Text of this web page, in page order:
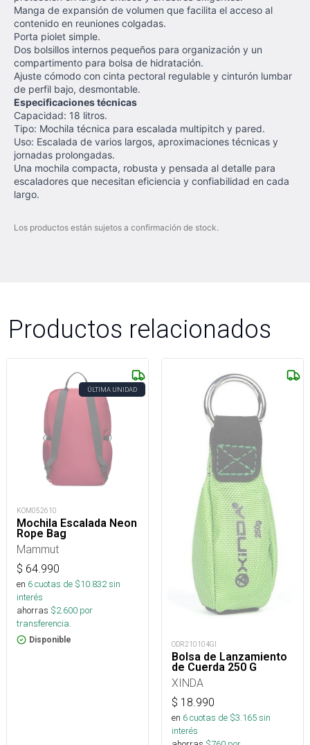
Manga de expansión de volumen que facilita el acceso al
contenido en reuniones colgadas.
Porta piolet simple.
Dos bolsillos internos pequeños para organización y un
compartimento para bolsa de hidratación.
Ajuste cómodo con cinta pectoral regulable y cinturón lumbar
de perfil bajo, desmontable.
Especificaciones técnicas
Capacidad: 18 litros.
Tipo: Mochila técnica para escalada multipitch y pared.
Uso: Escalada de varios largos, aproximaciones técnicas y
jornadas prolongadas.
Una mochila compacta, robusta y pensada al detalle para
escaladores que necesitan eficiencia y confiabilidad en cada
largo.
Los productos están sujetos a confirmación de stock.
Productos relacionados
ÚLTIMA UNIDAD
KOM052610
Mochila Escalada Neon
Rope Bag
Mammut
$ 64.990
en 6cuotas de $10.832sin
interés
ahorras $2.600 por
transferencia.
Disponible ODR210104GI
Bolsa de Lanzamiento
de Cuerda 250 G
XINDA
$ 18.990
en 6cuotas de $3.165sin
interés